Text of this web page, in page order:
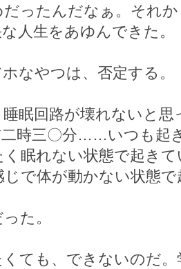
ったんだなぁ。それか
人生をあゆんできた。
なやつは、否定する。
眠回路が壊れないと思
時三〇分……いつも起
眠れない状態で起きて
で体が動かない状態で
た。
ても、できないのだ。